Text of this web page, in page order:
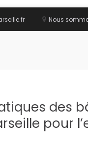
Nous
des
pour